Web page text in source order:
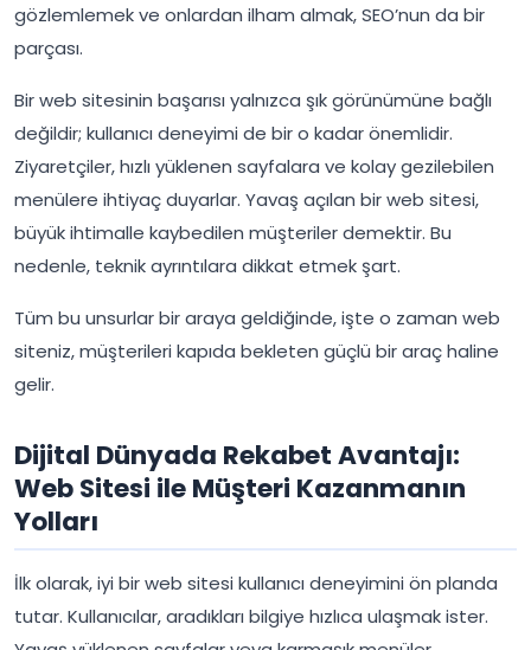
gözlemlemek ve onlardan ilham almak, SEO’nun da bir
parçası.
Bir web sitesinin başarısı yalnızca şık görünümüne bağlı
değildir; kullanıcı deneyimi de bir o kadar önemlidir.
Ziyaretçiler, hızlı yüklenen sayfalara ve kolay gezilebilen
menülere ihtiyaç duyarlar. Yavaş açılan bir web sitesi,
büyük ihtimalle kaybedilen müşteriler demektir. Bu
nedenle, teknik ayrıntılara dikkat etmek şart.
Tüm bu unsurlar bir araya geldiğinde, işte o zaman web
siteniz, müşterileri kapıda bekleten güçlü bir araç haline
gelir.
Dijital Dünyada Rekabet Avantajı:
Web Sitesi ile Müşteri Kazanmanın
Yolları
İlk olarak, iyi bir web sitesi kullanıcı deneyimini ön planda
tutar. Kullanıcılar, aradıkları bilgiye hızlıca ulaşmak ister.